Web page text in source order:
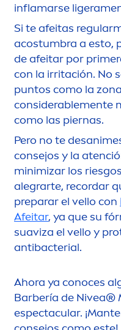
inflamarse ligera
Si te afeitas regular
acostumbra a esto,
de afeitar por
con la irritación. No
puntos como la
considerablemente
como las piernas.
Pero no te
consejos y la
minimizar los
alegrarte, recordar
preparar el vello con
Afeitar, ya que su
suaviza el vello y
antibacterial.
Ahora ya conoces
Barbería de Nivea®
espectacular.